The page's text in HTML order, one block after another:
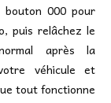
000 pour
puis relâchez le
après la
véhicule et
tout fonctionne